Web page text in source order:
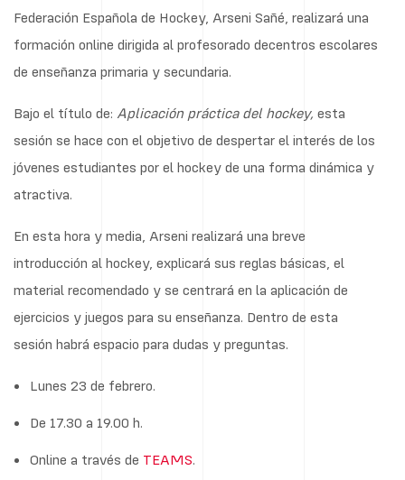
Federación Española de Hockey, Arseni Sañé, realizará una
formación online dirigida al profesorado decentros escolares
de enseñanza primaria y secundaria.
Bajo el título de: Aplicación práctica del hockey, esta
sesión se hace con el objetivo de despertar el interés de los
jóvenes estudiantes por el hockey de una forma dinámica y
atractiva.
En esta hora y media, Arseni realizará una breve
introducción al hockey, explicará sus reglas básicas, el
material recomendado y se centrará en la aplicación de
ejercicios y juegos para su enseñanza. Dentro de esta
sesión habrá espacio para dudas y preguntas.
Lunes 23 de febrero.
De 17.30 a 19.00 h.
Online a través de TEAMS.